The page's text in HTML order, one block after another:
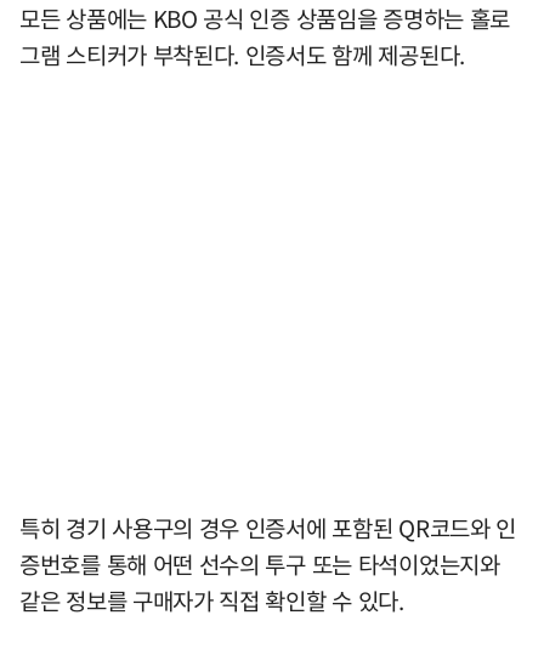
모든 상품에는 KBO 공식 인증 상품임을 증명하는 홀로
그램 스티커가 부착된다. 인증서도 함께 제공된다.
특히 경기 사용구의 경우 인증서에 포함된 QR코드와 인
증번호를 통해 어떤 선수의 투구 또는 타석이었는지와
같은 정보를 구매자가 직접 확인할 수 있다.